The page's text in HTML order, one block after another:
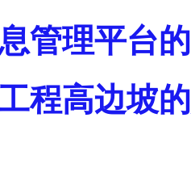
管理平台
程高边坡